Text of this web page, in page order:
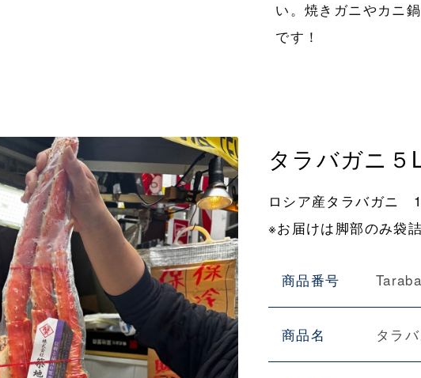
い。焼きガニやカニ
です！
タラバガニ５
ロシア産タラバガニ
※お届けは脚部のみ袋
商品番号
商品名 タラ